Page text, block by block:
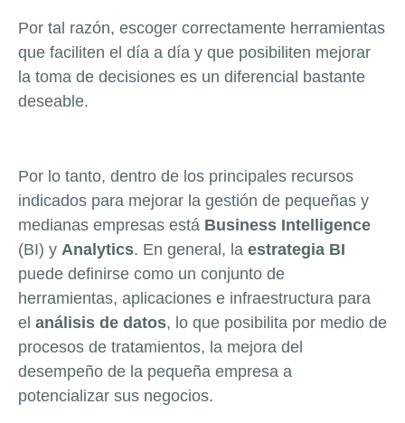
Por tal razón, escoger correctamente herramientas
que faciliten el día a día y que posibiliten mejorar
la toma de decisiones es un diferencial bastante
deseable.
Por lo tanto, dentro de los principales recursos
indicados para mejorar la gestión de pequeñas y
medianas empresas está Business Intelligence
(BI) y Analytics. En general, la estrategia BI
puede definirse como un conjunto de
herramientas, aplicaciones e infraestructura para
el análisis de datos, lo que posibilita por medio de
procesos de tratamientos, la mejora del
desempeño de la pequeña empresa a
potencializar sus negocios.